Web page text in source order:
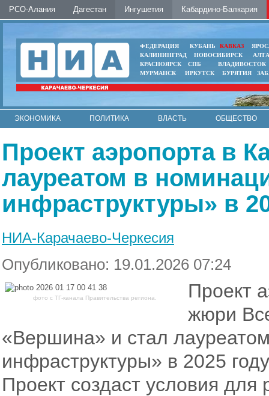
РСО-Алания Дагестан Ингушетия Кабардино-Балкария
ФЕДЕРАЦИЯ КУБАНЬ КАВКАЗ
КАЛИНИНГРАД
НОВОСИБИРСК
КРАСНОЯРСК
СПБ
ВЛАДИВОСТОК
МУРМАНСК
ИРКУТСК БУРЯТИЯ
ЭКОНОМИКА ПОЛИТИКА ВЛАСТЬ
ОБЩЕСТВО
Проект аэропорта в
лауреатом в
инфраструктуры» в
НИА-Карачаево-Черкесия
Опубликовано: 19.01.2026 07:24
фото с ТГ-канала Правительства региона.
Проект
жюри
«Вершина» и стал
инфраструктуры» в 2025
Проект создаст условия для